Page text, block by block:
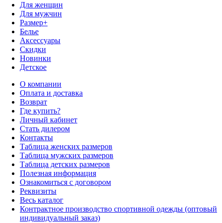
Для женщин
Для мужчин
Размер+
Белье
Аксессуары
Скидки
Новинки
Детское
О компании
Оплата и доставка
Возврат
Где купить?
Личный кабинет
Стать дилером
Контакты
Таблица женских размеров
Таблица мужских размеров
Таблица детских размеров
Полезная информация
Ознакомиться с договором
Реквизиты
Весь каталог
Контрактное производство спортивной одежды (оптовый
индивидуальный заказ)